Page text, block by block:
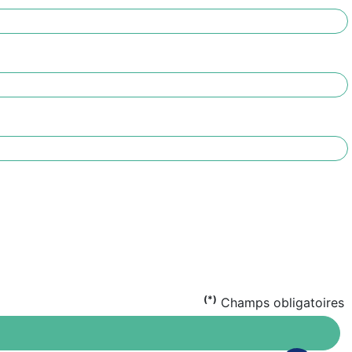
(*) Champs obligatoires